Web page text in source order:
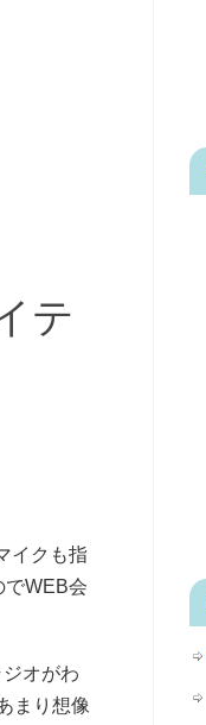
テ
イクも指
でWEB会
オがわ
まり想像